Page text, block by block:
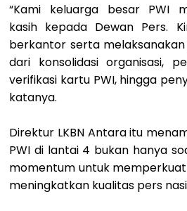
“Kami keluarga besar PWI
kasih kepada Dewan Pers.
berkantor serta
dari konsolidasi organisasi,
verifikasi kartu PWI, hingga
katanya.
Direktur LKBN Antara itu
PWI di lantai 4 bukan hanya
momentum untuk
meningkatkan kualitas pers